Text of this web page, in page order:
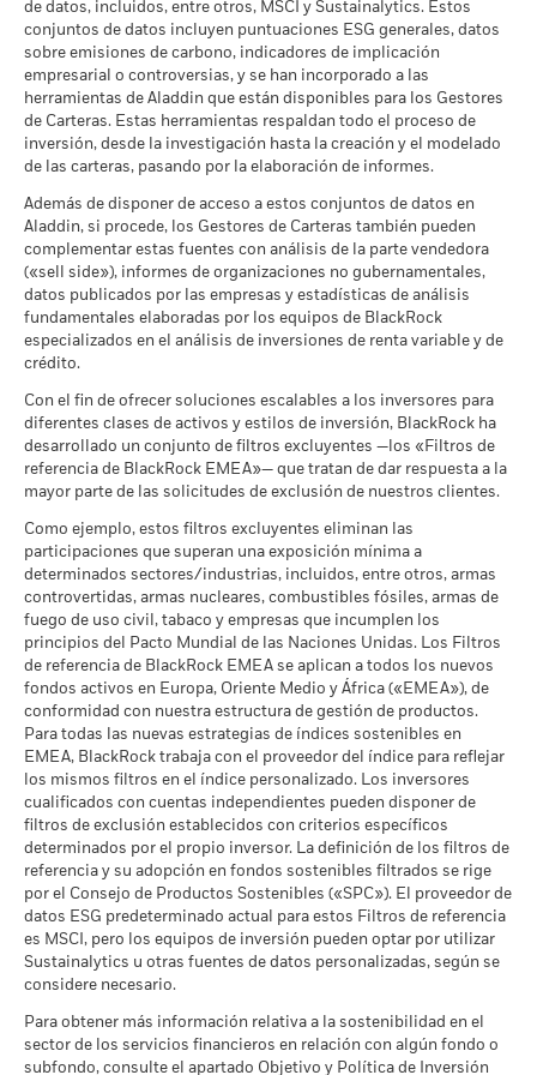
Rentabilidad total (%)
0
1
2
End of interactive chart.
2021 2022 2023 2024
Rentabilidad
La rentabilidad se indica tras deducir los gastos corrientes.
Las eventuales comisiones de entrada/salida quedan
excluidas del cálculo.
Las cifras mostradas hacen referencia a rentabilidades
pasadas.La rentabilidad pasada no es un indicador fiable de
la rentabilidad futura. Los mercados podrían evolucionar de
formas muy diferentes en el futuro. Puede ayudarle a evaluar
cómo se ha gestionado el fondo en el pasado
La rentabilidad se muestra tomando como base el Valor
Liquidativo (VL), con reinversión de los ingresos brutos
cuando corresponda. La rentabilidad de su inversión puede
aumentar o disminuir como resultado de las fluctuaciones del
valor de las divisas si su inversión se realiza en una divisa
distinta de la utilizada para el cálculo de la rentabilidad
pasada. Fuente: Blackrock
Frecuencia de negociación Monetario diaria
SEDOL BMXHNJ1
Periodo de mantenimiento recomendado : 5 meses
Ejemplo de inversión EUR 10.000
a
Escenarios
Tensión
Lo que puede recibir una vez deducidos los
Rendimiento medio cada año
Desfavorable
Lo que puede recibir una vez deducidos los
Rendimiento medio cada año
Rendimiento medio cada año
Favorable
Lo que puede recibir una vez deducidos los
Rendimiento medio cada año
El escenario de tensión muestra lo que usted podría recibir en
circunstancias extremas de los mercados.
cambian el objetivo de inversión de un fondo ni limitan el
universo invertible del mismo, por lo que no determinan que
un fondo vaya a adoptar una estrategia de inversión centrada
en ASG o en el impacto ni filtros de exclusión.Para más
información sobre la estrategia de inversión de un fondo,
consulta el folleto del fondo.
Revisa las metodologías de MSCI en que se fundamentan las
características de sostenibilidad en lossiguientes enlaces.
Calificación de Fondos ESG
de MSCI (AAA-CCC)
a 17 jul 2026
Puntuación de Calidad ESG
a 17 jul 2026
Clasificación Global de
Fondos de Lipper
a 17 jul 2026
Target Maturity Bond EUR
2020+
Intensidad Media Ponderada
de Exposición al Carbono de
MSCI (toneladas de
emisiones de CO2 / millón de
$ en ventas)
a 17 jul 2026
Porcentaje de Cobertura ESG
de MSCI
a 17 jul 2026
96,56
Puntuación de Calidad ESG
de MSCI - Percentil entre
Empresas Similares
a 17 jul 2026
Fondos en Grupo de
Características Similares
a 17 jul 2026
562
Porcentaje de Cobertura de la
Media Ponderada de
Intensidad de Carbono de
MSCI
97,05
Todos los datos proceden de las Calificaciones de Fondos
Puede consultar la metodología de MSCI en relación con los
parámetros de Implicación Empresarial a través de los
más abajo.
MSCI - Armas Controvertidas
MSCI - Armas Nucleares
MSCI - Armas de Fuego de
Uso Civil
a -
MSCI - Tabaco -
MSCI - Empresas que no
cumplen lo establecido en el
Pacto Mundial de las
Naciones Unidas
a -
a -
MSCI - Arenas Bituminosas
a -
Cobertura de Implicación
Empresarial
a -
Porcentaje del Fondo no
cubierto
a -
Las exposiciones a Implicación Empresarial de BlackRock
indicadas anteriormente para Carbón Térmico y Arenas
Bituminosas se calculan y notifican para aquellas empresas
en las que más de un 5 % de sus ingresos proceden de la
explotación de carbón térmico o arenas bituminosas de
acuerdo con lo definido por MSCI ESG Research. Para la
exposición a empresas que generen cualquier ingreso de la
explotación de carbón térmico o arenas bituminosas (siendo
en este caso el umbral de ingresos del 0 %), de acuerdo con lo
cuando se disponga de ellos. Consulte nuestraDeclaración
sobre la integración de factores ESG relativa a toda la firma
desea más información sobre este enfoque y la
documentación del fondo sobre cómo se consideran estos
riesgos materiales dentro de este producto, cuando proceda.
Ver todos los documentos
de datos, incluidos, entre otros, MSCI y Sustainalytics. Estos
conjuntos de datos incluyen puntuaciones ESG generales, datos
sobre emisiones de carbono, indicadores de implicación
empresarial o controversias, y se han incorporado a las
herramientas de Aladdin que están disponibles para los Gestores
de Carteras. Estas herramientas respaldan todo el proceso de
inversión, desde la investigación hasta la creación y el modelado
de las carteras, pasando por la elaboración de informes.
Además de disponer de acceso a estos conjuntos de datos en
Aladdin, si procede, los Gestores de Carteras también pueden
complementar estas fuentes con análisis de la parte vendedora
(«sell side»), informes de organizaciones no gubernamentales,
datos publicados por las empresas y estadísticas de análisis
fundamentales elaboradas por los equipos de BlackRock
especializados en el análisis de inversiones de renta variable y de
crédito.
Con el fin de ofrecer soluciones escalables a los inversores para
diferentes clases de activos y estilos de inversión, BlackRock ha
desarrollado un conjunto de filtros excluyentes —los «Filtros de
referencia de BlackRock EMEA»— que tratan de dar respuesta a la
mayor parte de las solicitudes de exclusión de nuestros clientes.
Como ejemplo, estos filtros excluyentes eliminan las
participaciones que superan una exposición mínima a
determinados sectores/industrias, incluidos, entre otros, armas
controvertidas, armas nucleares, combustibles fósiles, armas de
fuego de uso civil, tabaco y empresas que incumplen los
principios del Pacto Mundial de las Naciones Unidas. Los Filtros
de referencia de BlackRock EMEA se aplican a todos los nuevos
fondos activos en Europa, Oriente Medio y África («EMEA»), de
conformidad con nuestra estructura de gestión de productos.
Para todas las nuevas estrategias de índices sostenibles en
EMEA, BlackRock trabaja con el proveedor del índice para reflejar
los mismos filtros en el índice personalizado. Los inversores
cualificados con cuentas independientes pueden disponer de
filtros de exclusión establecidos con criterios específicos
determinados por el propio inversor. La definición de los filtros de
referencia y su adopción en fondos sostenibles filtrados se rige
por el Consejo de Productos Sostenibles («SPC»). El proveedor de
datos ESG predeterminado actual para estos Filtros de referencia
es MSCI, pero los equipos de inversión pueden optar por utilizar
Sustainalytics u otras fuentes de datos personalizadas, según se
considere necesario.
Para obtener más información relativa a la sostenibilidad en el
sector de los servicios financieros en relación con algún fondo o
subfondo, consulte el apartado Objetivo y Política de Inversión